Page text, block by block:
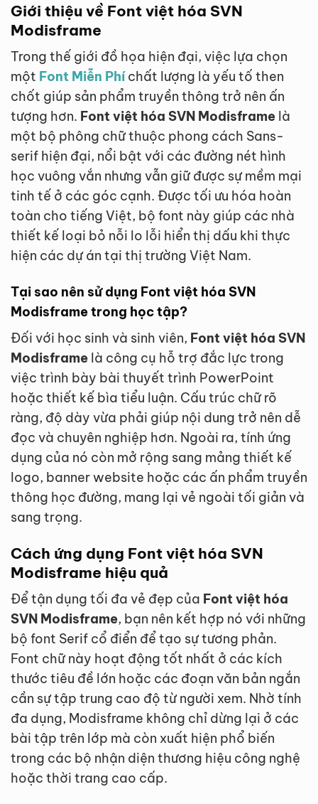
Giới thiệu về Font việt hóa SVN
Modisframe
Trong thế giới đồ họa hiện đại, việc lựa chọn
một Font Miễn Phíchất lượng là yếu tố then
chốt giúp sản phẩm truyền thông trở nên ấn
tượng hơn. Font việt hóa SVN Modisframe là
một bộ phông chữ thuộc phong cách Sans-
serif hiện đại, nổi bật với các đường nét hình
học vuông vắn nhưng vẫn giữ được sự mềm mại
tinh tế ở các góc cạnh. Được tối ưu hóa hoàn
toàn cho tiếng Việt, bộ font này giúp các nhà
thiết kế loại bỏ nỗi lo lỗi hiển thị dấu khi thực
hiện các dự án tại thị trường Việt Nam.
Tại sao nên sử dụng Font việt hóa SVN
Modisframe trong học tập?
Đối với học sinh và sinh viên, Font việt hóa SVN
Modisframe là công cụ hỗ trợ đắc lực trong
việc trình bày bài thuyết trình PowerPoint
hoặc thiết kế bìa tiểu luận. Cấu trúc chữ rõ
ràng, độ dày vừa phải giúp nội dung trở nên dễ
đọc và chuyên nghiệp hơn. Ngoài ra, tính ứng
dụng của nó còn mở rộng sang mảng thiết kế
logo, banner website hoặc các ấn phẩm truyền
thông học đường, mang lại vẻ ngoài tối giản và
sang trọng.
Cách ứng dụng Font việt hóa SVN
Modisframe hiệu quả
Để tận dụng tối đa vẻ đẹp của Font việt hóa
SVN Modisframe, bạn nên kết hợp nó với những
bộ font Serif cổ điển để tạo sự tương phản.
Font chữ này hoạt động tốt nhất ở các kích
thước tiêu đề lớn hoặc các đoạn văn bản ngắn
cần sự tập trung cao độ từ người xem. Nhờ tính
đa dụng, Modisframe không chỉ dừng lại ở các
bài tập trên lớp mà còn xuất hiện phổ biến
trong các bộ nhận diện thương hiệu công nghệ
hoặc thời trang cao cấp.